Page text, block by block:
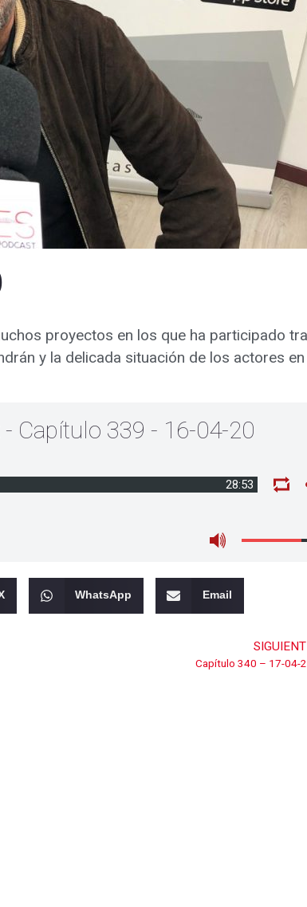
proyectos en los que ha participado
y la delicada situación de los actores
- Capítulo 339 - 16-04-20
28:53
WhatsApp Email
Capítulo 340 – 17-04-